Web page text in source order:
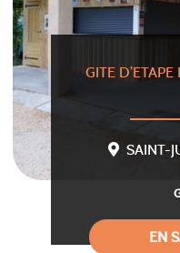
GITE
SAINT-
EN